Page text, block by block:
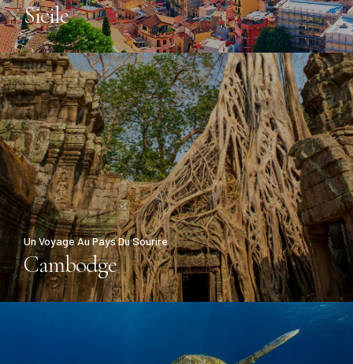
Sicile
Un Voyage Au Pays Du Sourire
Cambodge